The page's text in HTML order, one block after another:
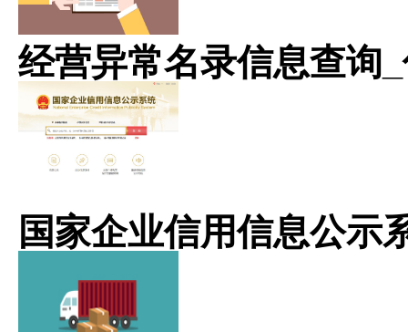
经营异常名录信息查询
国家企业信用信息公示